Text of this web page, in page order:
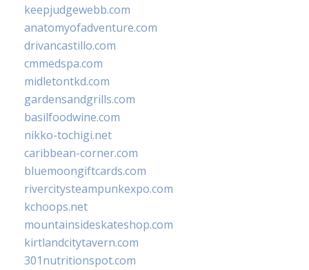
keepjudgewebb.com
anatomyofadventure.com
drivancastillo.com
cmmedspa.com
midletontkd.com
gardensandgrills.com
basilfoodwine.com
nikko-tochigi.net
caribbean-corner.com
bluemoongiftcards.com
rivercitysteampunkexpo.com
kchoops.net
mountainsideskateshop.com
kirtlandcitytavern.com
301nutritionspot.com